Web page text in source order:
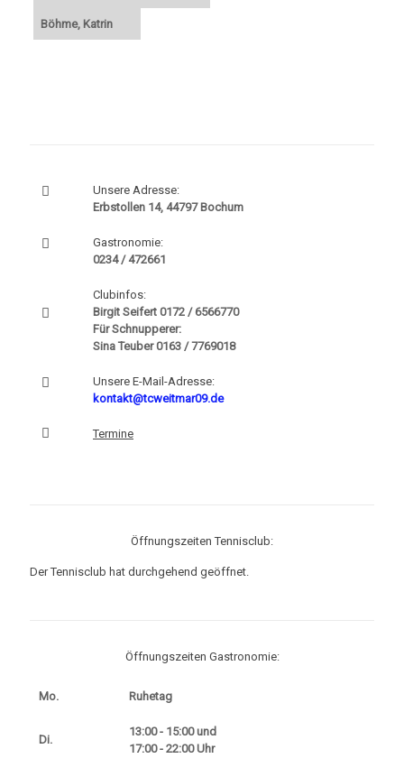
Böhme, Katrin
Unsere Adresse:
Erbstollen 14, 44797 Bochum
Gastronomie:
0234 / 472661
Clubinfos:
Birgit Seifert 0172 / 6566770
Für Schnupperer:
Sina Teuber0163 / 7769018
Unsere E-Mail-Adresse:
kontakt@tcweitmar09.de
Termine
Öffnungszeiten Tennisclub:
Der Tennisclub hat durchgehend geöffnet.
Öffnungszeiten Gastronomie:
Mo. Ruhetag
Di.
13:00 - 15:00 und
17:00 - 22:00 Uhr